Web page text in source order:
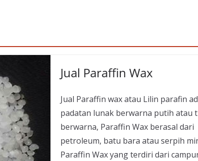
Jual Paraffin Wax
Jual Paraffin wax atau Lilin parafin
padatan lunak berwarna putih atau
berwarna, Paraffin Wax berasal dari
petroleum, batu bara atau serpih
Paraffin Wax yang terdiri dari